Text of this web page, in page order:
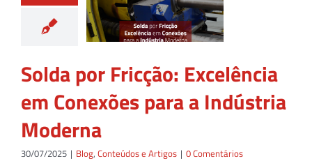
Solda por Fricção: Excelência
em Conexões para a Indústria
Moderna
30/07/2025 | Blog, Conteúdos e Artigos | 0 Comentários